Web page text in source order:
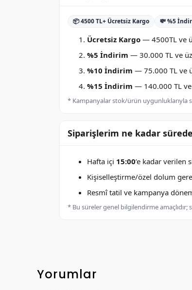
📦 4500 TL+ Ücretsiz Kargo 💸 %5
Ücretsiz Kargo — 4500TL ve
%5 İndirim — 30.000 TL ve
%10 İndirim — 75.000 TL ve
%15 İndirim — 140.000 TL
* Kampanyalar stok/ürün uygunluklarıyla
Siparişlerim ne kadar
Hafta içi 15:00’e kadar verilen
Kişiselleştirme/özel dolum
Resmî tatil ve kampanya
* Bu süreler genel bilgilendirme
Yorumlar